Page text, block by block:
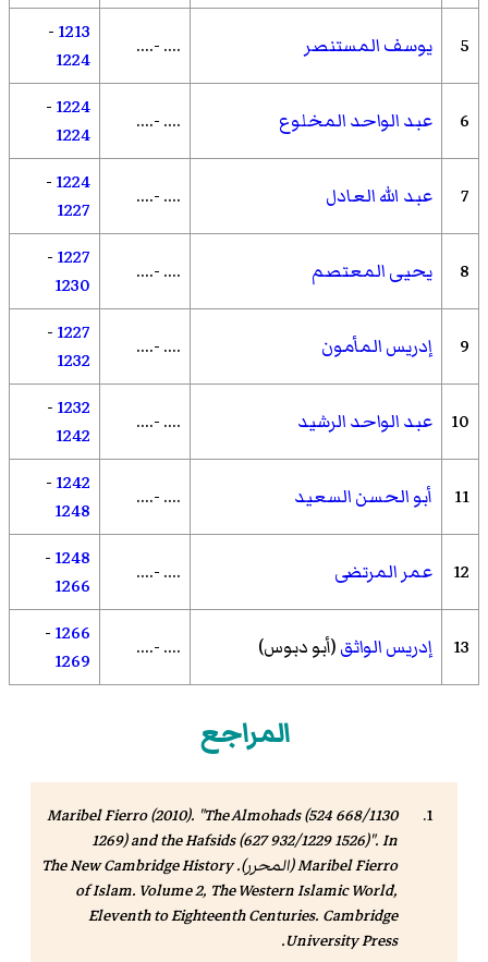
5 يوسف المستنصر .... -....
1213
-
1224
6 عبد الواحد المخلوع .... -....
1224
-
1224
7 عبد الله العادل .... -....
1224
-
1227
8 يحيى المعتصم .... -....
1227
-
1230
9 إدريس المأمون .... -....
1227
-
1232
10 عبد الواحد الرشيد .... -....
1232
-
1242
11 أبو الحسن السعيد .... -....
1242
-
1248
12 عمر المرتضى .... -....
1248
-
1266
13 إدريس الواثق(أبو دبوس) .... -....
1266
-
1269
المراجع
Maribel Fierro (2010). "The Almohads (524 668/1130
1269) and the Hafsids (627 932/1229 1526)". In
Maribel Fierro (المحرر).
The New Cambridge History
of Islam. Volume 2, The Western Islamic World,
Eleventh to Eighteenth Centuries. Cambridge
University Press.